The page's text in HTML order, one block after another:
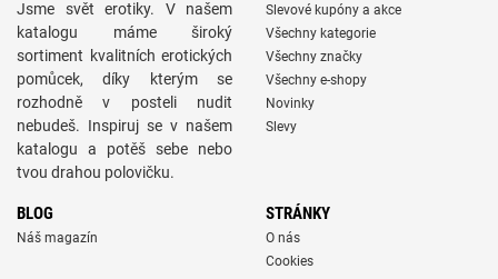
Jsme svět erotiky. V našem
katalogu máme široký
sortiment kvalitních erotických
pomůcek, díky kterým se
rozhodně v posteli nudit
nebudeš. Inspiruj se v našem
katalogu a potěš sebe nebo
tvou drahou polovičku.
Slevové kupóny a akce
Všechny kategorie
Všechny značky
Všechny e-shopy
Novinky
Slevy
BLOG
Náš magazín
STRÁNKY
O nás
Cookies